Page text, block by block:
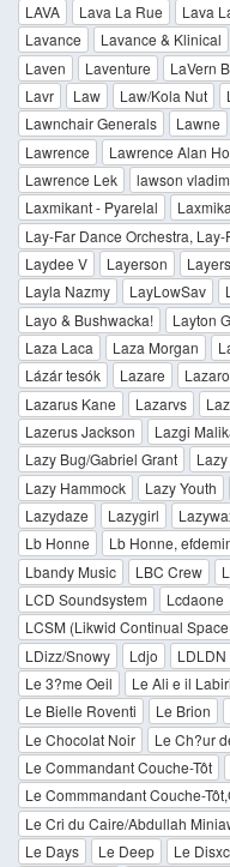
LAVA
Lava La Rue Lava
Lavance
Lavance & Klinical
Laven
Laventure LaVern
Lavr
Law Law/Kola Nut
Lawnchair Generals
Lawne
Lawrence
Lawrence Alan
Lawrence Lek
lawson
Laxmikant - Pyarelal
Lay-Far Dance Orchestra, Lay-
Laydee V
Layerson
Layla Nazmy
LayLowSav
Layo & Bushwacka!
Layton
Laza Laca
Laza Morgan
Lázár tesók
Lazare Lazaro
Lazarus Kane
Lazarvs
Lazerus Jackson
Lazgi
Lazy Bug/Gabriel Grant
Lazy Hammock
Lazy Youth
Lazydaze
Lazygirl
Lb Honne
Lb Honne,
Lbandy Music
LBC Crew
LCD Soundsystem
Lcdaone
LCSM (Likwid Continual
LDizz/Snowy
Ldjo LDLDN
Le 3?me Oeil
Le Ali e il
Le Bielle Roventi
Le Brion
Le Chocolat Noir
Le Ch?ur
Le Commandant Couche-Tôt
Le Commmandant Couche-
Le Cri du Caire/Abdullah
Le Days
Le Deep Le